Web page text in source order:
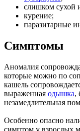
слишком сухой
курение;
паразитарные
Симптомы
Аномалия
которые можно по
кашель
выраженная одышка,
незамедлительная
Особенно опасно
симптом у взрослых